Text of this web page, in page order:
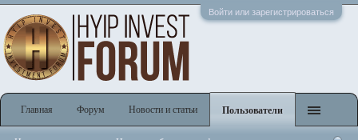
Войти или зарегистрироваться
Главная Форум Новости и статьи Пользователи